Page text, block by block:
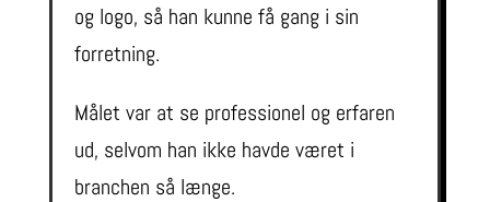
og logo, så han kunne få gang i sin
forretning.
Målet var at se professionel og erfaren
ud, selvom han ikke havde været i
branchen så længe.